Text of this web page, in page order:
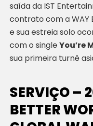
saída da IST
contrato com a WAY
e sua estreia solo
com o singleYou’re
sua primeira turnê
SERVIÇO –
BETTER